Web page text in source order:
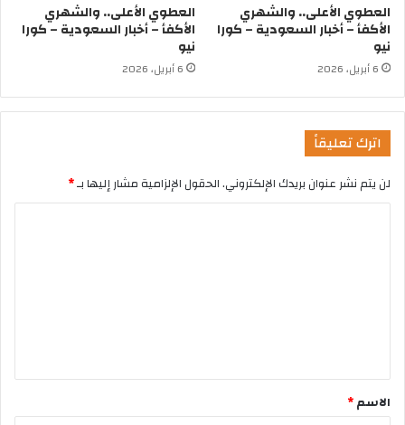
العطوي الأعلى.. والشهري
الأكفأ – أخبار السعودية – كورا
نيو
6 أبريل، 2026
العطوي الأعلى.. والشهري
الأكفأ – أخبار السعودية – كورا
نيو
6 أبريل، 2026
اترك تعليقاً
لن يتم نشر عنوان بريدك الإلكتروني.الحقول الإلزامية مشار إليها بـ*
الاسم*